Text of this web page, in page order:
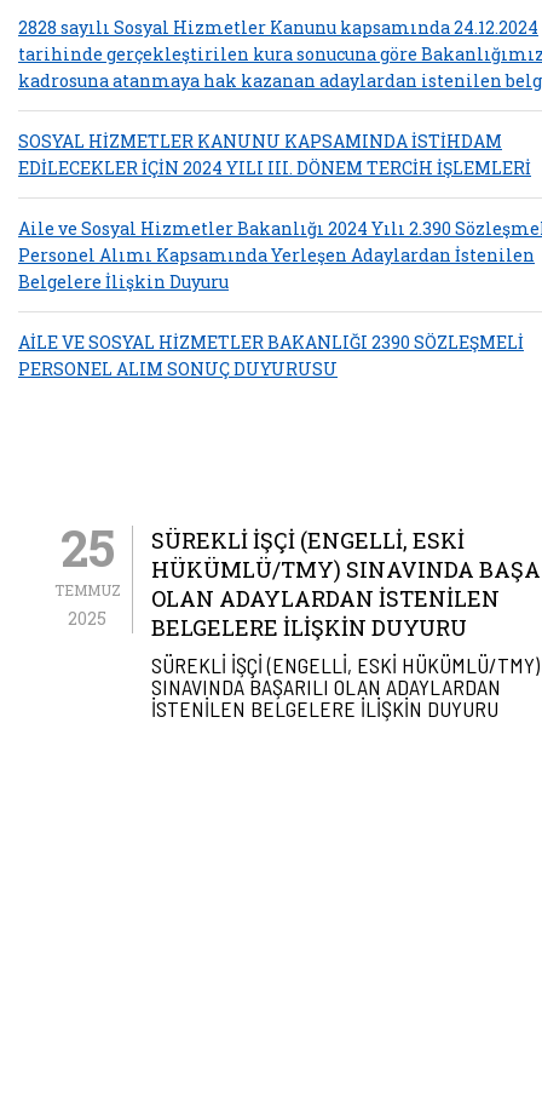
2828 sayılı Sosyal Hizmetler Kanunu kapsamında 24.12.2024
tarihinde gerçekleştirilen kura sonucuna göre
kadrosuna atanmaya hak kazanan adaylardan istenilen
SOSYAL HİZMETLER KANUNU KAPSAMINDA İSTİHDAM
EDİLECEKLER İÇİN 2024 YILI III. DÖNEM TERCİH İŞLEMLERİ
Aile ve Sosyal Hizmetler Bakanlığı 2024 Yılı 2.390
Personel Alımı Kapsamında Yerleşen Adaylardan İstenilen
Belgelere İlişkin Duyuru
AİLE VE SOSYAL HİZMETLER BAKANLIĞI 2390 SÖZLEŞMELİ
PERSONEL ALIM SONUÇ DUYURUSU
25
TEMMUZ
2025
SÜREKLİ İŞÇİ (ENGELLİ, ESKİ
HÜKÜMLÜ/TMY) SINAVINDA
OLAN ADAYLARDAN İSTENİLEN
BELGELERE İLİŞKİN DUYURU
SÜREKLİ İŞÇİ (ENGELLİ, ESKİ HÜKÜMLÜ/TMY)
SINAVINDA BAŞARILI OLAN ADAYLARDAN
İSTENİLEN BELGELERE İLİŞKİN DUYURU